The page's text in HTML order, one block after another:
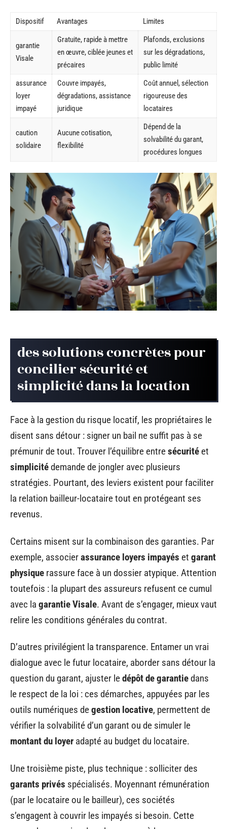
Dispositif Avantages Limites
garantie
Visale
Gratuite, rapide à mettre
en œuvre, ciblée jeunes et
précaires
Plafonds, exclusions
sur les dégradations,
public limité
assurance
loyer
impayé
Couvre impayés,
dégradations, assistance
juridique
Coût annuel, sélection
rigoureuse des
locataires
caution
solidaire
Aucune cotisation,
flexibilité
Dépend de la
solvabilité du garant,
procédures longues
des solutions concrètes pour
concilier sécurité et
simplicité dans la location
Face à la gestion du risque locatif, les propriétaires le
disent sans détour : signer un bail ne suffit pas à se
prémunir de tout. Trouver l’équilibre entresécurité et
simplicitédemande de jongler avec plusieurs
stratégies. Pourtant, des leviers existent pour faciliter
la relation bailleur-locataire tout en protégeant ses
revenus.
Certains misent sur la combinaison des garanties. Par
exemple, associerassurance loyers impayés et garant
physique rassure face à un dossier atypique. Attention
toutefois : la plupart des assureurs refusent ce cumul
avec la garantie Visale. Avant de s’engager, mieux vaut
relire les conditions générales du contrat.
D’autres privilégient la transparence. Entamer un vrai
dialogue avec le futur locataire, aborder sans détour la
question du garant, ajuster ledépôt de garantiedans
le respect de la loi : ces démarches, appuyées par les
outils numériques degestion locative, permettent de
vérifier la solvabilité d’un garant ou de simuler le
montant du loyer adapté au budget du locataire.
Une troisième piste, plus technique : solliciter des
garants privés spécialisés. Moyennant rémunération
(par le locataire ou le bailleur), ces sociétés
s’engagent à couvrir les impayés si besoin. Cette